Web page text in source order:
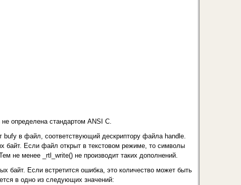
определена стан­дартом ANSI С.
bufy в файл, соот­ветствующий дескриптору файла handle.
байт. Если файл открыт в текстовом режиме, то символы
не менее _rtl_write() не произво­дит таких дополнений.
байт. Если встретится ошибка, это количество может быть
в одно из следующих значений: